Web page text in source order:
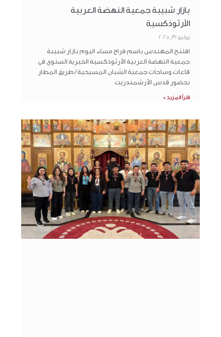
بازار شبيبة جمعية النهضة العربية
الأرثوذكسية
يوليو 31, 2025
افتتح المهندس باسم فراج مساء اليوم بازار شبيبة
جمعية النهضة العربية الأرثوذكسية الخيرية السنوي في
قاعات وساحات جمعية الشبان المسيحية / طريق المطار
بحضور قدس الأرشمندريت
اقرأ المزيد »